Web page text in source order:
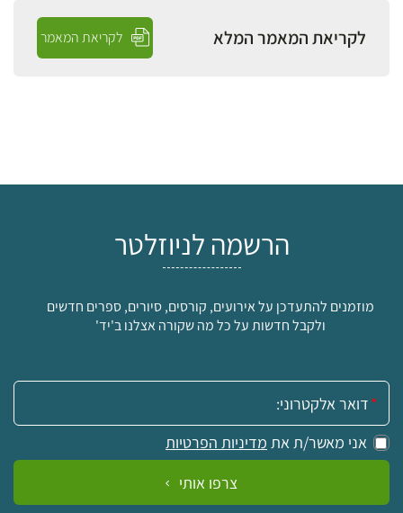
לקריאת המאמר המלא לקריאת המאמר
הרשמה לניוזלטר
מוזמנים להתעדכן על אירועים, קורסים, סיורים, ספרים חדשים
ולקבל חדשות על כל מה שקורה אצלנו ב'יד'
אימייל:
אני מאשר/ת את מדיניות הפרטיות
צרפו אותי